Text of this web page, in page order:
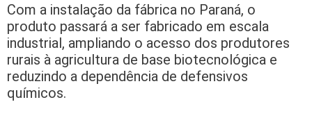
Com a instalação da fábrica no Paraná, o
produto passará a ser fabricado em escala
industrial, ampliando o acesso dos produtores
rurais à agricultura de base biotecnológica e
reduzindo a dependência de defensivos
químicos.